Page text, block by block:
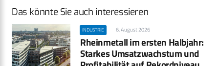
Das könnte Sie auch interessieren
INDUSTRIE 6. August 2026
Rheinmetall im ersten Halbjahr:
Starkes Umsatzwachstum und